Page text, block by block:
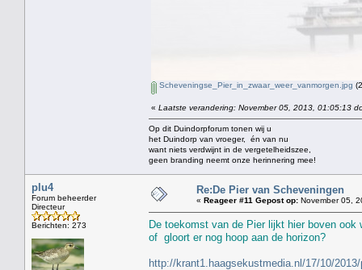
Scheveningse_Pier_in_zwaar_weer_vanmorgen.jpg
« Laatste verandering: November 05, 2013, 01:05:13
Op dit Duindorpforum tonen wij u
het Duindorp van vroeger, én van nu
want niets verdwijnt in de vergetelheidszee,
geen branding neemt onze herinnering mee!
plu4
Forum beheerder
Directeur
Berichten: 273
Re:De Pier van Scheveningen
« Reageer #11 Gepost op: November 05,
De toekomst van de Pier lijkt hier boven ook
of gloort er nog hoop aan de horizon?
http://krant1.haagsekustmedia.nl/17/10/